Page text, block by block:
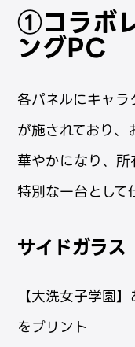
①コラボ
ングPC
各パネルにキャラ
が施されており
華やかになり、
特別な一台として
サイドガラス
【大洗女子学園
をプリント